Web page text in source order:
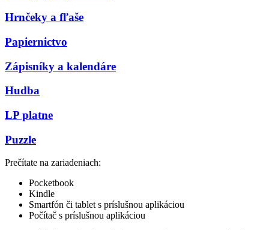
Hrnčeky a fľaše
Papiernictvo
Zápisníky a kalendáre
Hudba
LP platne
Puzzle
Prečítate na zariadeniach:
Pocketbook
Kindle
Smartfón či tablet s príslušnou aplikáciou
Počítač s príslušnou aplikáciou